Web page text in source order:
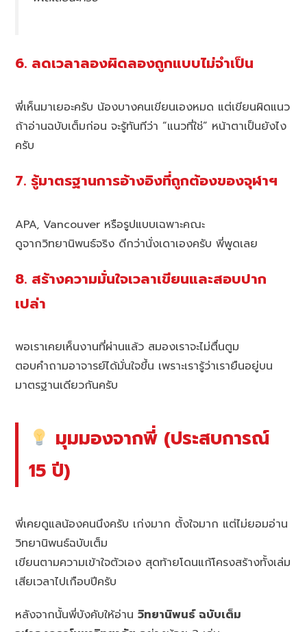
6. ลดเวลาลองผิดลองถูกแบบไม่จำเป็น
พี่เห็นมาเยอะครับ น้องบางคนเขียนเองหมด แต่เขียนผิดแนว
ถ้าอ่านฉบับเต็มก่อน จะรู้ทันทีว่า “แนวที่ใช่” หน้าตาเป็นยังไง
ครับ
7. รู้มาตรฐานการอ้างอิงที่ถูกต้องของจุฬาฯ
APA, Vancouver หรือรูปแบบเฉพาะคณะ
ดูจากวิทยานิพนธ์จริง ดีกว่านั่งเดาเองครับ พี่พูดเลย
8. สร้างความมั่นใจเวลาเขียนและสอบปาก
เปล่า
พอเราเคยเห็นงานที่ผ่านแล้ว สมองเราจะไม่ตื่นตูม
ตอบคำถามอาจารย์ได้มั่นใจขึ้น เพราะเรารู้ว่าเรายืนอยู่บน
มาตรฐานเดียวกันครับ
มุมมองจากพี่ (ประสบการณ์
15 ปี)
พี่เคยดูแลน้องคนนึงครับ เก่งมาก ตั้งใจมาก แต่ไม่ยอมอ่าน
วิทยานิพนธ์ฉบับเต็ม
เขียนตามความเข้าใจตัวเอง สุดท้ายโดนแก้โครงสร้างทั้งเล่ม
เสียเวลาไปเกือบปีครับ
หลังจากนั้นพี่บังคับให้อ่านวิทยานิพนธ์ ฉบับเต็ม